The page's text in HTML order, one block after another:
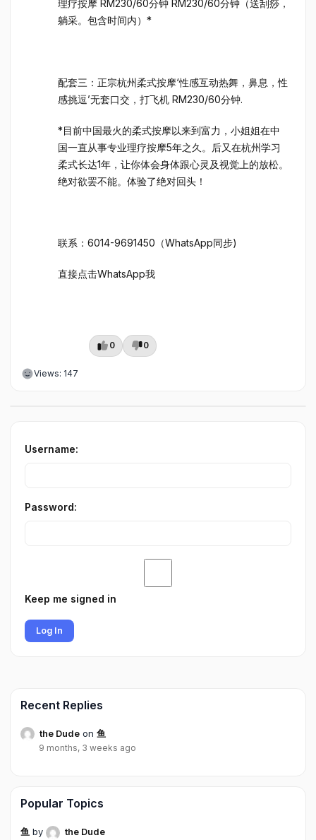
理疗按摩 RM230/60分钟 RM230/60分钟（送刮痧，
躺采。包含时间内）*
配套三：正宗杭州柔式按摩‘性感互动热舞，鼻息，性
感挑逗’无套口交，打飞机 RM230/60分钟.
*目前中国最火的柔式按摩以来到富力，小姐姐在中
国一直从事专业理疗按摩5年之久。后又在杭州学习
柔式长达1年，让你体会身体跟心灵及视觉上的放松。
绝对欲罢不能。体验了绝对回头！
联系：6014-9691450（WhatsApp同步)
直接点击WhatsApp我
0 0
Views: 147
Username:
Password:
Keep me signed in
Log In
Recent Replies
the Dude on 鱼
9 months, 3 weeks ago
Popular Topics
鱼 by the Dude